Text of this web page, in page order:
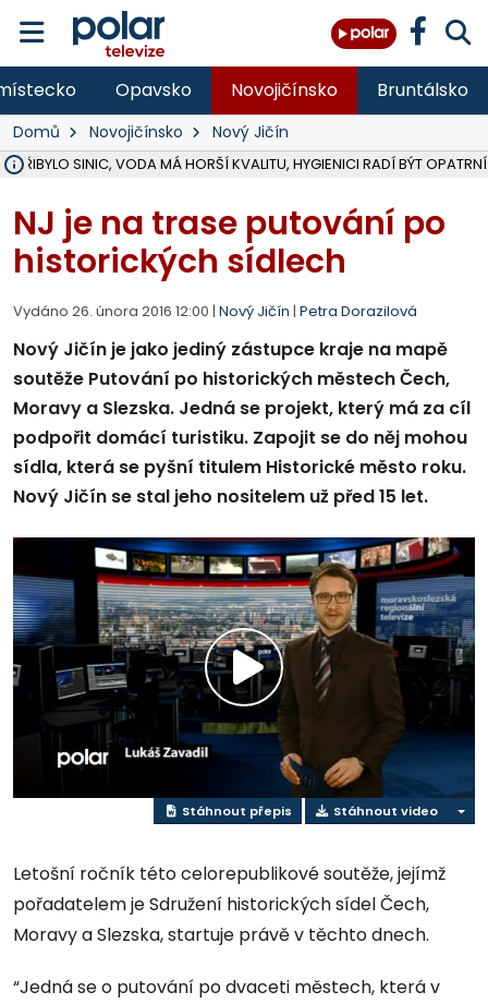
Opavsko Novojičínsko Bruntálsko
Domů Novojičínsko Nový Jičín
PŘIBYLO SINIC, VODA MÁ HORŠÍ KVALITU, HYGIENICI RADÍ BÝT OPATRNÍ
NJ je na trase putování po
historických sídlech
Vydáno 26. února 2016 12:00 | Nový Jičín | Petra Dorazilová
Nový Jičín je jako jediný zástupce kraje na mapě
soutěže Putování po historických městech Čech,
Moravy a Slezska. Jedná se projekt, který má za cíl
podpořit domácí turistiku. Zapojit se do něj mohou
sídla, která se pyšní titulem Historické město roku.
Nový Jičín se stal jeho nositelem už před 15 let.
Přehrát
video
Stáhnout přepis Stáhnout video
Letošní ročník této celorepublikové soutěže, jejímž
pořadatelem je Sdružení historických sídel Čech,
Moravy a Slezska, startuje právě v těchto dnech.
“Jedná se o putování po dvaceti městech, která v